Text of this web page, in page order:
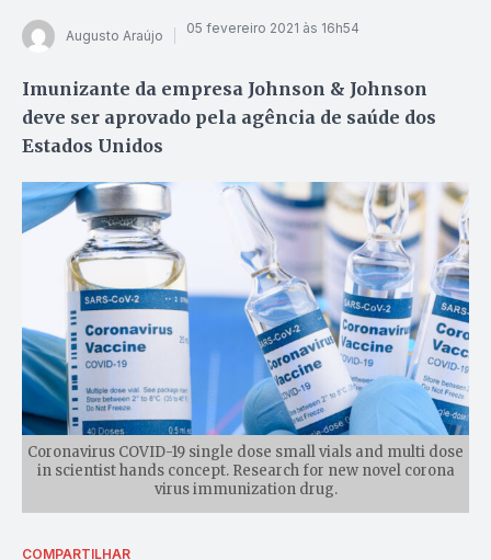
Augusto Araújo 05 fevereiro 2021 às 16h54
Imunizante da empresa Johnson & Johnson
deve ser aprovado pela agência de saúde dos
Estados Unidos
Coronavirus COVID-19 single dose small vials and multi dose
in scientist hands concept. Research for new novel corona
virus immunization drug.
COMPARTILHAR